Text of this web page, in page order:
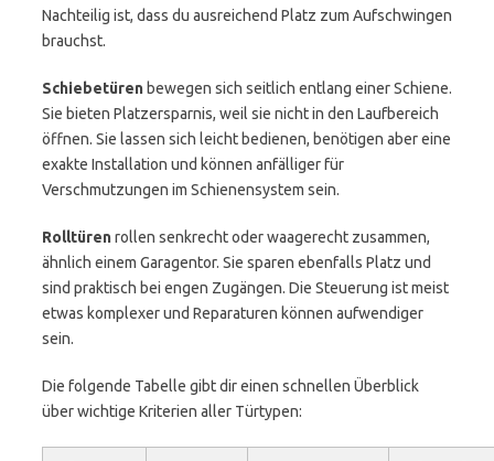
Nachteilig ist, dass du ausreichend Platz zum Aufschwingen
brauchst.
Schiebetüren bewegen sich seitlich entlang einer Schiene.
Sie bieten Platzersparnis, weil sie nicht in den Laufbereich
öffnen. Sie lassen sich leicht bedienen, benötigen aber eine
exakte Installation und können anfälliger für
Verschmutzungen im Schienensystem sein.
Rolltürenrollen senkrecht oder waagerecht zusammen,
ähnlich einem Garagentor. Sie sparen ebenfalls Platz und
sind praktisch bei engen Zugängen. Die Steuerung ist meist
etwas komplexer und Reparaturen können aufwendiger
sein.
Die folgende Tabelle gibt dir einen schnellen Überblick
über wichtige Kriterien aller Türtypen: